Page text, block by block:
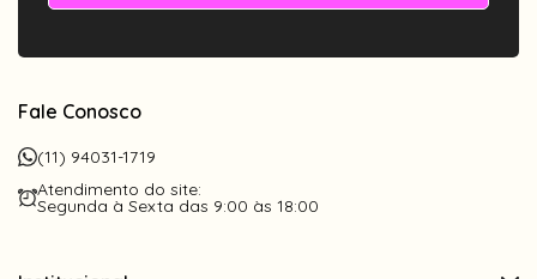
Fale Conosco
(11) 94031-1719
Atendimento do site:
Segunda à Sexta das 9:00 às 18:00